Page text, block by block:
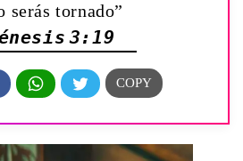
serás tornado”
3:19